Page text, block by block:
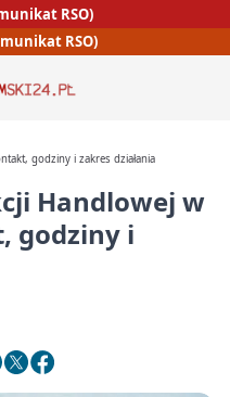
RSO)
RSO)
godziny i zakres działania
Handlowej w
godziny i